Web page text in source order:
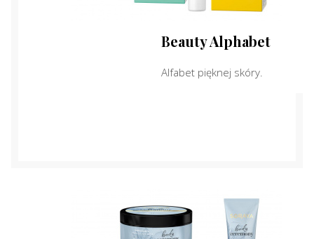
Beauty Alphabet
Alfabet pięknej skóry.